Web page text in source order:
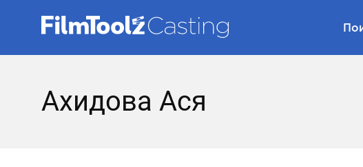
Ахидова Ася